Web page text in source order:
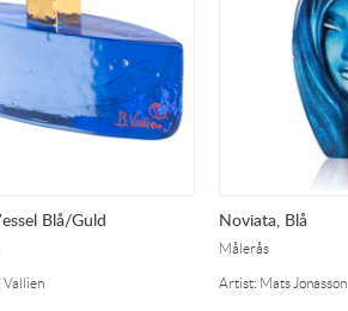
Blå/Guld Noviata, Blå
Målerås
Artist: Mats Jonasson